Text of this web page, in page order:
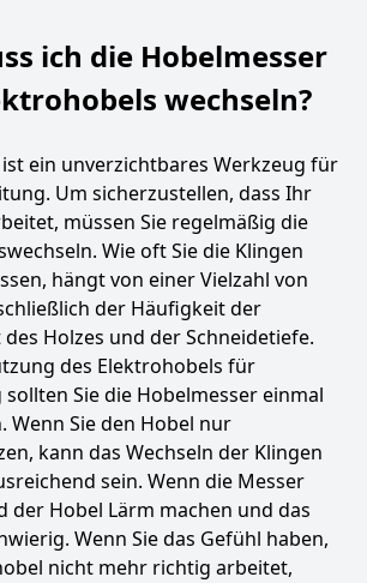
ich die Hobelmesser
wechseln?
ein unverzichtbares Werkzeug für
Um sicherzustellen, dass Ihr
müssen Sie regelmäßig die
Wie oft Sie die Klingen
hängt von einer Vielzahl von
der Häufigkeit der
Holzes und der Schneidetiefe.
des Elektrohobels für
Sie die Hobelmesser einmal
Wenn Sie den Hobel nur
kann das Wechseln der Klingen
sein. Wenn die Messer
der Hobel Lärm machen und das
Wenn Sie das Gefühl haben,
nicht mehr richtig arbeitet,